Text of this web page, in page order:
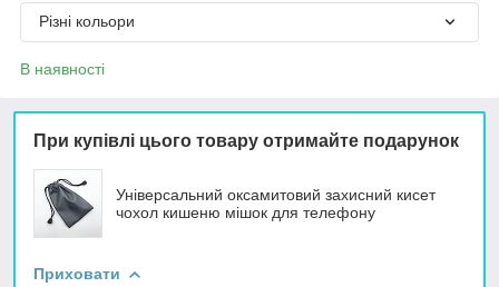
Різні кольори
В наявності
При купівлі цього товару отримайте подарунок
Універсальний оксамитовий захисний кисет
чохол кишеню мішок для телефону
Приховати